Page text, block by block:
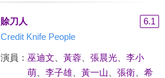
賒刀人
6.1
Credit Knife People
演員： 巫迪文 黃蓉、 張晨光、 李小
萌、 李子雄、 黃一山 張衛、 希